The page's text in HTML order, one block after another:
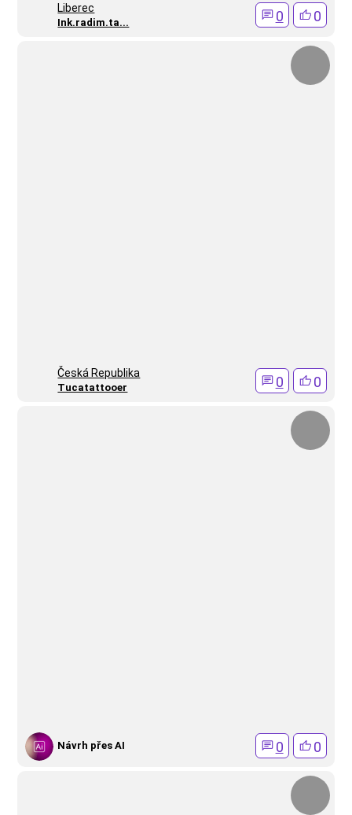
Liberec
Ink.radim.ta... 0 0
Česká Republika
Tucatattooer 0 0
Návrh přes AI 0 0